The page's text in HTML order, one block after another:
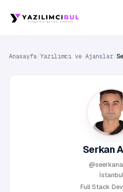
Anasayfa/Yazılımcı ve Ajanslar/
Serkan
İstanbul
Full Stack